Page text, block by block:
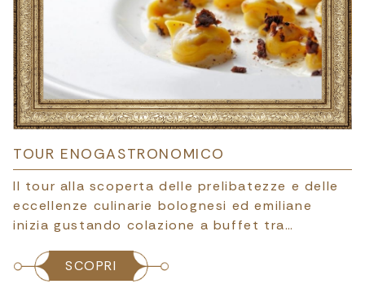
TOUR ENOGASTRONOMICO
Il tour alla scoperta delle prelibatezze e delle
eccellenze culinarie bolognesi ed emiliane
inizia gustando colazione a buffet tra…
SCOPRI